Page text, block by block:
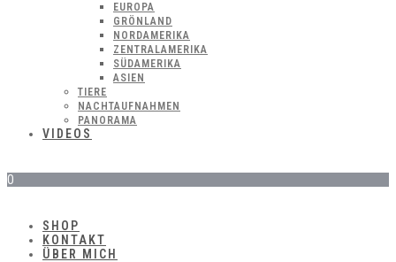
EUROPA
GRÖNLAND
NORDAMERIKA
ZENTRALAMERIKA
SÜDAMERIKA
ASIEN
TIERE
NACHTAUFNAHMEN
PANORAMA
VIDEOS
0
SHOP
KONTAKT
ÜBER MICH